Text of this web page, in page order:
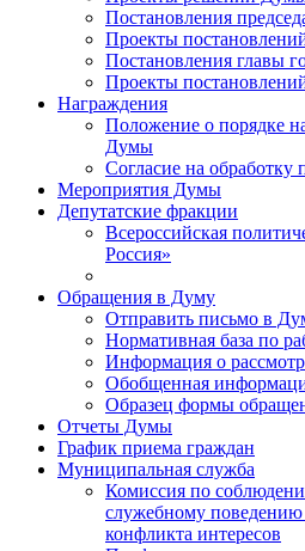
Постановления
Проекты
Постановления главы
Проекты
Награждения
Положение о порядке
Думы
Согласие на
Мероприятия Думы
Депутатские фракции
Всероссийская
Россия»
Обращения в Думу
Отправить письмо в
Нормативная база по
Информация о
Обобщенная
Образец формы
Отчеты Думы
График приема граждан
Муниципальная служба
Комиссия по
служебному
конфликта интересов